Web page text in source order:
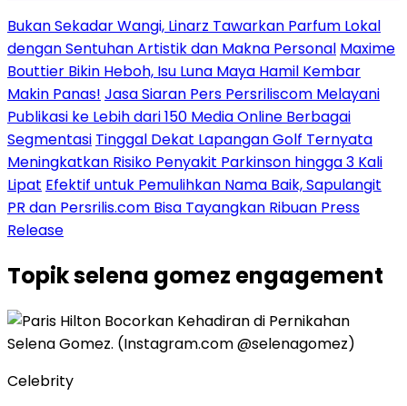
Bukan Sekadar Wangi, Linarz Tawarkan Parfum Lokal
dengan Sentuhan Artistik dan Makna Personal Maxime
Bouttier Bikin Heboh, Isu Luna Maya Hamil Kembar
Makin Panas! Jasa Siaran Pers Persriliscom Melayani
Publikasi ke Lebih dari 150 Media Online Berbagai
Segmentasi Tinggal Dekat Lapangan Golf Ternyata
Meningkatkan Risiko Penyakit Parkinson hingga 3 Kali
Lipat Efektif untuk Pemulihkan Nama Baik, Sapulangit
PR dan Persrilis.com Bisa Tayangkan Ribuan Press
Release
Topikselena gomez engagement
Celebrity